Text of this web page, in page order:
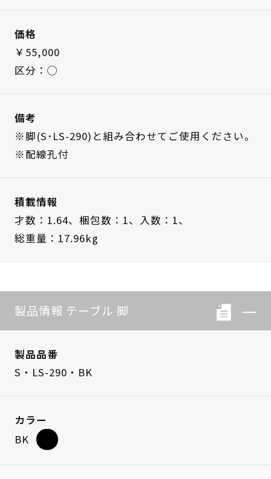
価格
￥55,000
区分：◯
備考
※脚(S･LS-290)と組み合わせてご使用ください。
※配線孔付
積載情報
才数：1.64、 梱包数：1、 入数：1、
総重量：17.96kg
製品情報 テーブル 脚
製品品番
S・LS-290・BK
カラー
BK